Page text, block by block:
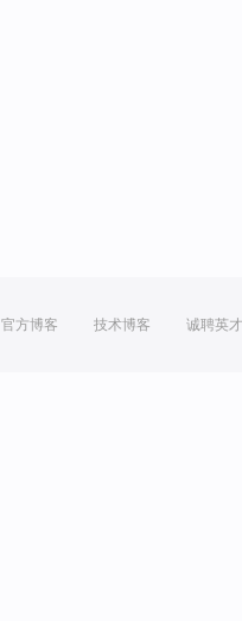
官方博客 技术博客 诚聘英才